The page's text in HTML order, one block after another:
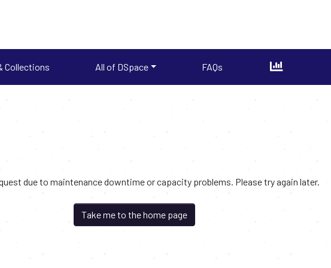
Collections All of DSpace FAQs
due to maintenance downtime or capacity problems. Please try again later.
Take me to the home page